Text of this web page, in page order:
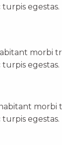
egestas.
morbi
egestas.
morbi
egestas.